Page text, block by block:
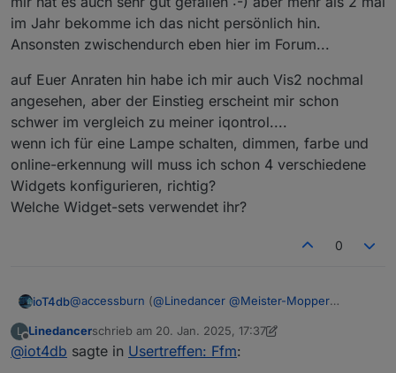
ich denk Wochenende oder Freitag sollte es sein
keine Ahnung in welchem Rhythmus man es mal
probiert vlt. so alle 3-6Monate? Was denkt Ihr?
folgende Idee als Ergänzung:
vlt versucht man vor Ort 1-2x im Jahr und parallel
z.B. jeden 1. Mittwoch im Monat (wie gesagt nur 1
Bsp.) per Teams? Wer da ist ist da und wer nicht
kann eben nicht. Da könnte man sich vlt. immer
mal ein Thema raussuchen und darüber
quatschen? (z.B. mal was zu Alias oder
Räume/Funktionen oder oder oder, Themen gibts
viel)
im Jahr bekomme ich das nicht persönlich hin.
Ansonsten zwischendurch eben hier im Forum...
auf Euer Anraten hin habe ich mir auch Vis2 nochmal
angesehen, aber der Einstieg erscheint mir schon
schwer im vergleich zu meiner iqontrol....
wenn ich für eine Lampe schalten, dimmen, farbe und
online-erkennung will muss ich schon 4 verschiedene
Widgets konfigurieren, richtig?
Welche Widget-sets verwendet ihr?
0
ioT4db@accessburn (@Linedancer @Meister-Mopper
hier mal meine Gedanken
Bad Homburg ist ok für mich (wäre aber auch
nicht böse drum, wenn es etwas näher an Mainz
Was sagt Ihr?
L
Offline
Linedancerschrieb am 20. Jan. 2025, 17:37
zuletzt editiert von Linedancer
@iot4db sagte in Usertreffen: Ffm: